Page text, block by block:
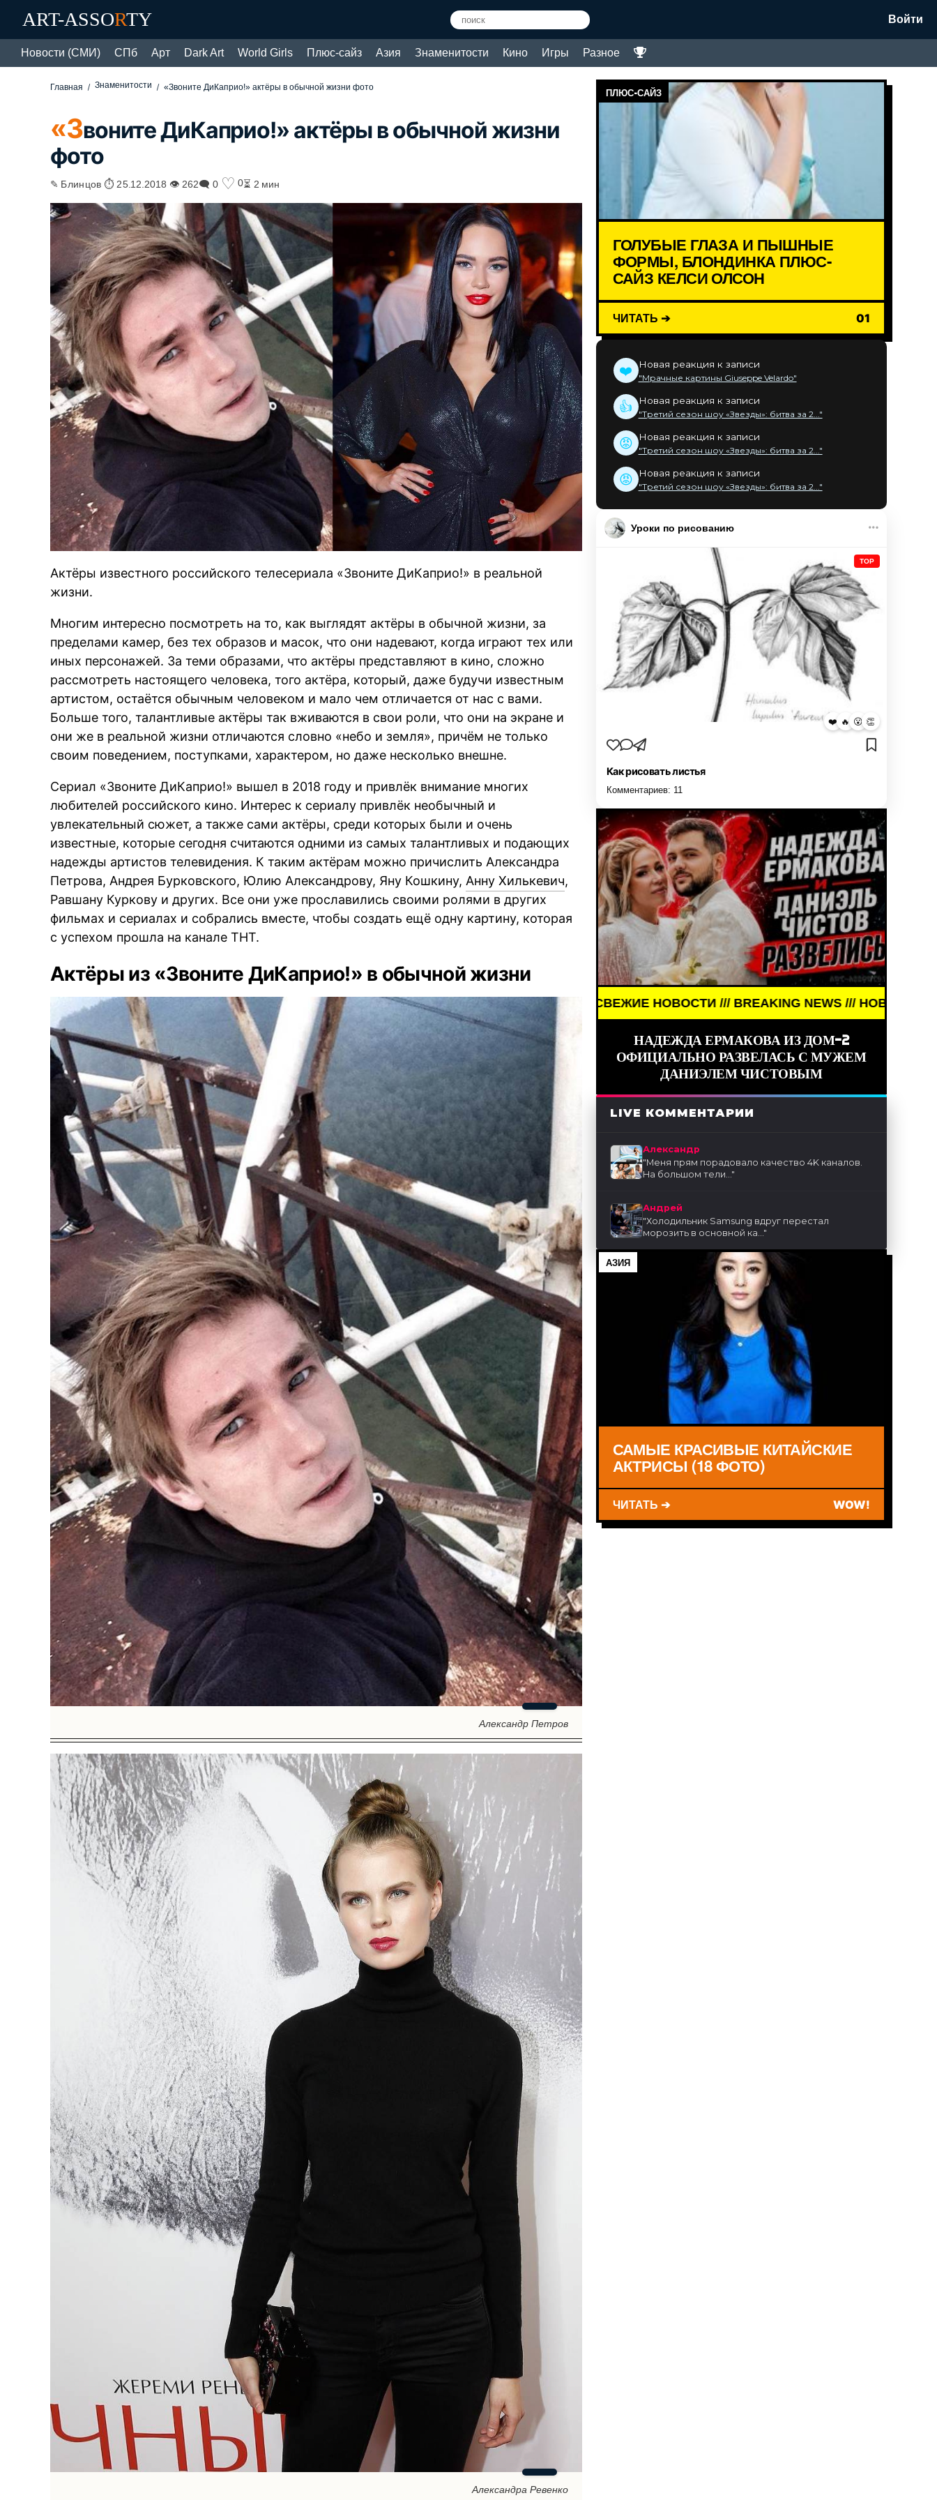
ART-ASSORTY Войти
Новости (СМИ) СПб Арт Dark Art World Girls Плюс-сайз Азия Знаменитости Кино Игры Разное
Главная Знаменитости «Звоните ДиКаприо!» актёры в обычной жизни фото
«Звоните ДиКаприо!» актёры в обычной жизни
фото
✎ Блинцов ⏱ 25.12.2018 👁 262🗨 0 ♡ 0⏳ 2 мин
Актёры известного российского телесериала «Звоните ДиКаприо!» в реальной
жизни.
Многим интересно посмотреть на то, как выглядят актёры в обычной жизни, за
пределами камер, без тех образов и масок, что они надевают, когда играют тех или
иных персонажей. За теми образами, что актёры представляют в кино, сложно
рассмотреть настоящего человека, того актёра, который, даже будучи известным
артистом, остаётся обычным человеком и мало чем отличается от нас с вами.
Больше того, талантливые актёры так вживаются в свои роли, что они на экране и
они же в реальной жизни отличаются словно «небо и земля», причём не только
своим поведением, поступками, характером, но даже несколько внешне.
Сериал «Звоните ДиКаприо!» вышел в 2018 году и привлёк внимание многих
любителей российского кино. Интерес к сериалу привлёк необычный и
увлекательный сюжет, а также сами актёры, среди которых были и очень
известные, которые сегодня считаются одними из самых талантливых и подающих
надежды артистов телевидения. К таким актёрам можно причислить Александра
Петрова, Андрея Бурковского, Юлию Александрову, Яну Кошкину, Анну Хилькевич,
Равшану Куркову и других. Все они уже прославились своими ролями в других
фильмах и сериалах и собрались вместе, чтобы создать ещё одну картину, которая
с успехом прошла на канале ТНТ.
Актёры из «Звоните ДиКаприо!» в обычной жизни
Александр Петров
Александра Ревенко
ПЛЮС-САЙЗ
ГОЛУБЫЕ ГЛАЗА И ПЫШНЫЕ
ФОРМЫ, БЛОНДИНКА ПЛЮС-
САЙЗ КЕЛСИ ОЛСОН
ЧИТАТЬ ➔ 01
❤️ Новая реакция к записи
"Мрачные картины Giuseppe Velardo"
👍 Новая реакция к записи
"Третий сезон шоу «Звезды»: битва за 2..."
😡 Новая реакция к записи
"Третий сезон шоу «Звезды»: битва за 2..."
😡 Новая реакция к записи
"Третий сезон шоу «Звезды»: битва за 2..."
Уроки по рисованию
TOP
❤️ 🔥 😮 👏
Как рисовать листья
Комментариев: 11
BREAKING NEWS /// НОВОСТИ (СМИ) /// СВЕЖИЕ НОВОСТИ /// BREAKING NEWS /// НОВОСТИ (СМИ) /// СВЕЖИЕ
НАДЕЖДА ЕРМАКОВА ИЗ ДОМ-2
ОФИЦИАЛЬНО РАЗВЕЛАСЬ С МУЖЕМ
ДАНИЭЛЕМ ЧИСТОВЫМ
LIVE КОММЕНТАРИИ
Александр
"Меня прям порадовало качество 4K каналов.
На большом тели..."
Андрей
"Холодильник Samsung вдруг перестал
морозить в основной ка..."
АЗИЯ
САМЫЕ КРАСИВЫЕ КИТАЙСКИЕ
АКТРИСЫ (18 ФОТО)
ЧИТАТЬ ➔ WOW!